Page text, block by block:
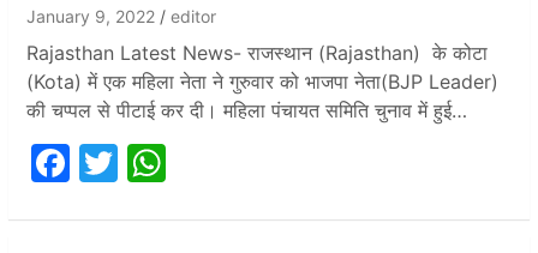
January 9, 2022 editor
Rajasthan Latest News- राजस्थान (Rajasthan) के कोटा
(Kota) में एक महिला नेता ने गुरुवार को भाजपा नेता(BJP Leader)
की चप्पल से पीटाई कर दी। महिला पंचायत समिति चुनाव में हुई…
F
T